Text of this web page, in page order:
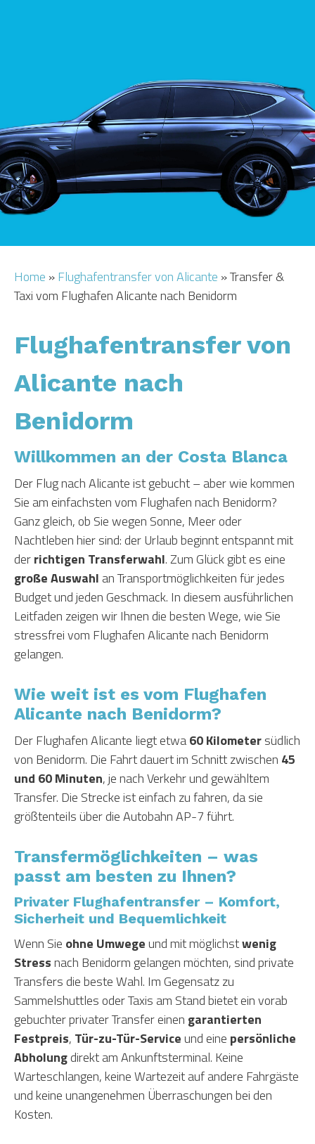
FLUGHAFEN INFO
HOTELS
Home »Flughafentransfer von Alicante »Transfer &
Taxi vom Flughafen Alicante nach Benidorm
Flughafentransfer von
Alicante nach
Benidorm
Willkommen an der Costa Blanca
Der Flug nach Alicante ist gebucht – aber wie kommen
Sie am einfachsten vom Flughafen nach Benidorm?
Ganz gleich, ob Sie wegen Sonne, Meer oder
Nachtleben hier sind: der Urlaub beginnt entspannt mit
derrichtigen Transferwahl. Zum Glück gibt es eine
große Auswahl an Transportmöglichkeiten für jedes
Budget und jeden Geschmack. In diesem ausführlichen
Leitfaden zeigen wir Ihnen die besten Wege, wie Sie
stressfrei vom Flughafen Alicante nach Benidorm
gelangen.
Wie weit ist es vom Flughafen
Alicante nach Benidorm?
Der Flughafen Alicante liegt etwa60 Kilometersüdlich
von Benidorm. Die Fahrt dauert im Schnitt zwischen 45
und 60 Minuten, je nach Verkehr und gewähltem
Transfer. Die Strecke ist einfach zu fahren, da sie
größtenteils über die Autobahn AP-7 führt.
Transfermöglichkeiten – was
passt am besten zu Ihnen?
Privater Flughafentransfer – Komfort,
Sicherheit und Bequemlichkeit
Wenn Sie ohne Umwegeund mit möglichstwenig
Stressnach Benidorm gelangen möchten, sind private
Transfers die beste Wahl. Im Gegensatz zu
Sammelshuttles oder Taxis am Stand bietet ein vorab
gebuchter privater Transfer einen garantierten
Festpreis, Tür-zu-Tür-Serviceund eine persönliche
Abholungdirekt am Ankunftsterminal. Keine
Warteschlangen, keine Wartezeit auf andere Fahrgäste
und keine unangenehmen Überraschungen bei den
Kosten.